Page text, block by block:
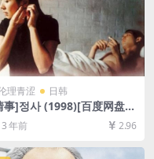
理青涩 日韩
事]정사 (1998)[百度网盘
雷云盘资源1080P超清未
][MP4/6GB][韩语中字]
3 年前 2.96